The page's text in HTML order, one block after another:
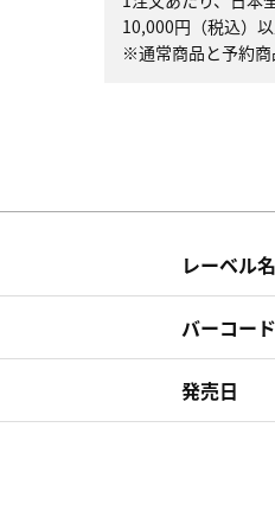
10,000円（税込）
※通常商品と予約
レーベル名
バーコード
発売日